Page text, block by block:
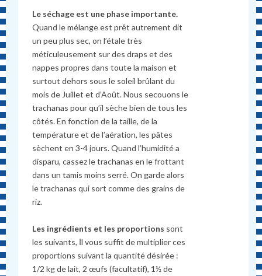
Le séchage est une phase importante.
Quand le mélange est prêt autrement dit
un peu plus sec, on l’étale très
méticuleusement sur des draps et des
nappes propres dans toute la maison et
surtout dehors sous le soleil brûlant du
mois de Juillet et d’Août. Nous secouons le
trachanas pour qu’il sèche bien de tous les
côtés. En fonction de la taille, de la
température et de l’aération, les pâtes
sèchent en 3-4 jours. Quand l’humidité a
disparu, cassez le trachanas en le frottant
dans un tamis moins serré. On garde alors
le trachanas qui sort comme des grains de
riz.
Les ingrédients et les proportions sont
les suivants, Ιl vous suffit de multiplier ces
proportions suivant la quantité désirée :
1/2 kg de lait, 2 œufs (facultatif), 1½ de